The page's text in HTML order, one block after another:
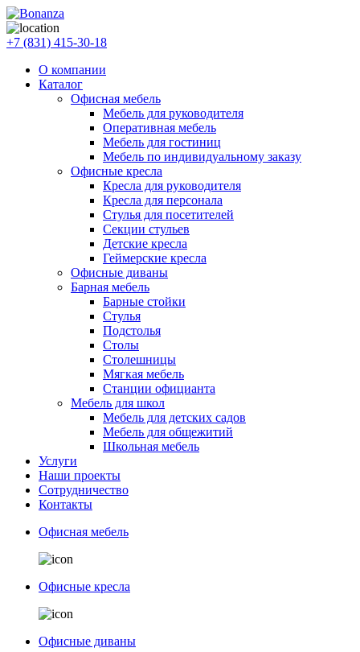
+7 (831) 415-30-18
О компании
Каталог
Офисная мебель
Мебель для руководителя
Оперативная мебель
Мебель для гостиниц
Мебель по индивидуальному заказу
Офисные кресла
Кресла для руководителя
Кресла для персонала
Стулья для посетителей
Секции стульев
Детские кресла
Геймерские кресла
Офисные диваны
Барная мебель
Барные стойки
Стулья
Подстолья
Столы
Столешницы
Мягкая мебель
Станции официанта
Мебель для школ
Мебель для детских садов
Мебель для общежитий
Школьная мебель
Услуги
Наши проекты
Сотрудничество
Контакты
Офисная мебель
Офисные кресла
Офисные диваны